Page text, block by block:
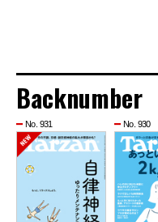
Backnumber
No. 931 No. 930